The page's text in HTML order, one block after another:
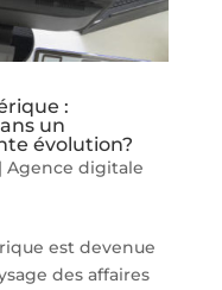
:
un
évolution?
Agence digitale
est devenue
des affaires